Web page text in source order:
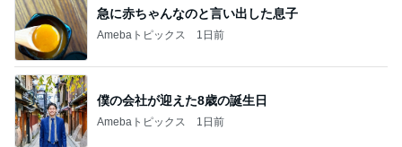
急に赤ちゃんなのと言い出した息子
Amebaトピックス 1日前
僕の会社が迎えた8歳の誕生日
Amebaトピックス 1日前